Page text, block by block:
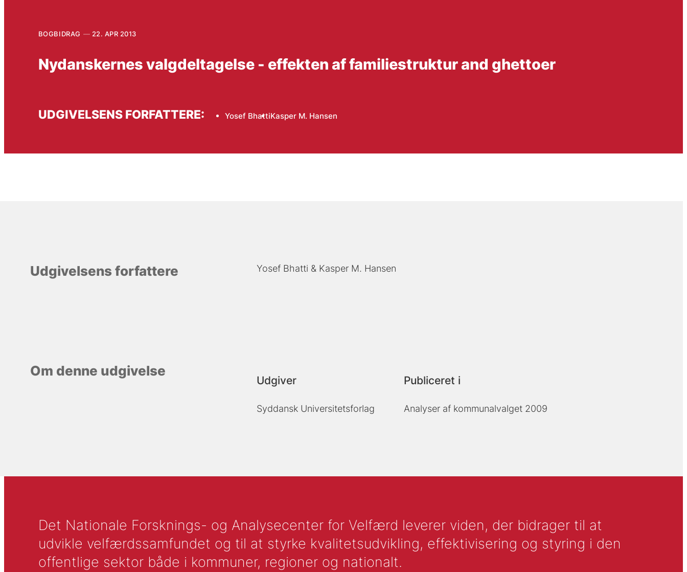
BOGBIDRAG 22. APR 2013
Nydanskernes valgdeltagelse - effekten af familiestruktur and ghettoer
UDGIVELSENS FORFATTERE: Yosef BhattiKasper M. Hansen
Udgivelsens forfattere Yosef Bhatti Kasper M. Hansen
Om denne udgivelse
Udgiver
Syddansk Universitetsforlag
Publiceret i
Analyser af kommunalvalget 2009
Det Nationale Forsknings- og Analysecenter for Velfærd leverer viden, der bidrager til at
udvikle velfærdssamfundet og til at styrke kvalitetsudvikling, effektivisering og styring i den
offentlige sektor både i kommuner, regioner og nationalt.